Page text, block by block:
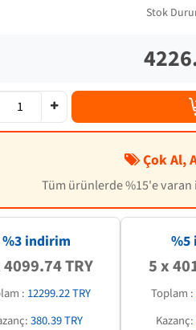
Stok
Çok Al,
Tüm ürünlerde %15'e varan
%3 indirim
TRY
: 12299.22 TRY
380.39 TRY
%5
5 x
Toplam :
Kazanç: